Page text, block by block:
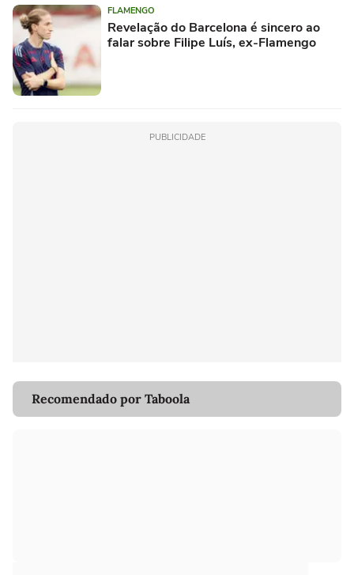
FLAMENGO
Revelação do Barcelona é sincero ao
falar sobre Filipe Luís, ex-Flamengo
PUBLICIDADE
Recomendado por Taboola